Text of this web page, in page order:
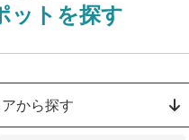
ットを探す
から探す